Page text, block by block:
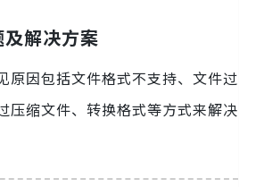
解决方案
原因包括文件格式不支持、文件过
压缩文件、转换格式等方式来解决